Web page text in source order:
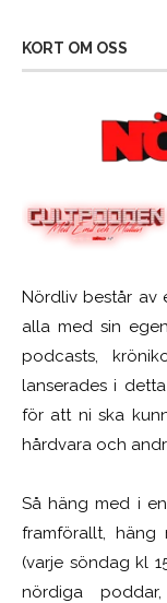
KORT OM OSS
Nördliv består av
alla med sin
podcasts,
lanserades i
för att ni ska
hårdvara och
Så häng med i
framförallt,
(varje söndag kl
nördiga